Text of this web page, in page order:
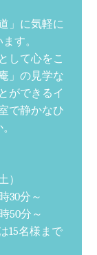
」に気軽に
す。
して心をこ
」の見学な
ができるイ
で静かなひ
）
30分～
分～
15名様まで